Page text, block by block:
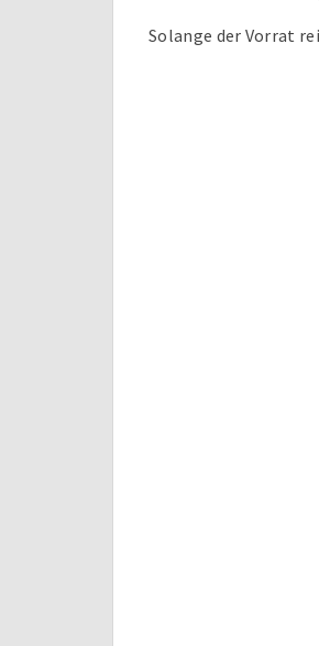
Solange der Vorrat